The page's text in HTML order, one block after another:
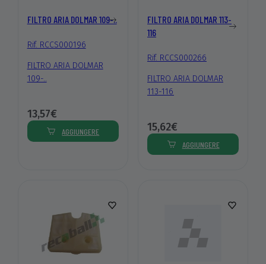
FILTRO ARIA DOLMAR 109-..
Rif. RCCS000196
FILTRO ARIA DOLMAR
109-..
13,57€
AGGIUNGERE
FILTRO ARIA DOLMAR 113-
116
Rif. RCCS000266
FILTRO ARIA DOLMAR
113-116
15,62€
AGGIUNGERE